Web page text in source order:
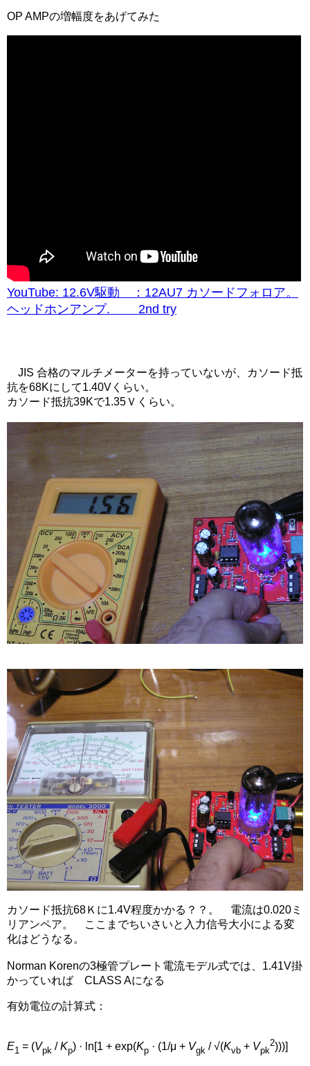
OP AMPの増幅度をあげてみた
YouTube: 12.6V駆動 ：12AU7 カソードフォロア。
ヘッドホンアンプ. 2nd try
JIS 合格のマルチメーターを持っていないが、カソード抵
抗を68Kにして1.40Vくらい。
カソード抵抗39Kで1.35Ｖくらい。
カソード抵抗68Ｋに1.4V程度かかる？？。 電流は0.020ミ
リアンペア。 ここまでちいさいと入力信号大小による変
化はどうなる。
Norman Korenの3極管プレート電流モデル式では、1.41V掛
かっていれば CLASS Aになる
有効電位の計算式：
E1 = (Vpk / Kp) · ln[1 + exp(Kp · (1/μ + Vgk / √(Kvb + Vpk
2)))]